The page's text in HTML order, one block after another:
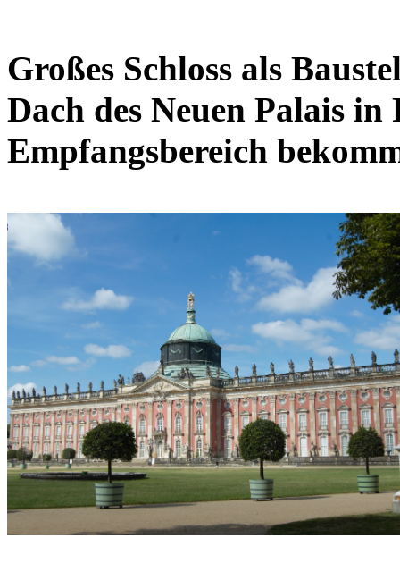
Großes Schloss als
Dach des Neuen Palais
Empfangsbereich